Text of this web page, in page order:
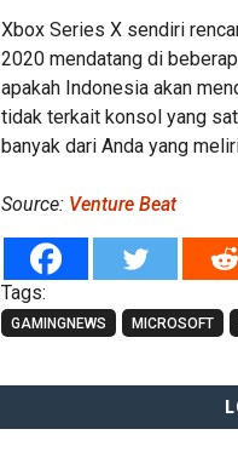
Xbox Series X sendiri
2020 mendatang di
apakah Indonesia akan
tidak terkait konsol yang
banyak dari Anda yang
Source: Venture Beat
Tags:
GAMINGNEWS MICROSOFT